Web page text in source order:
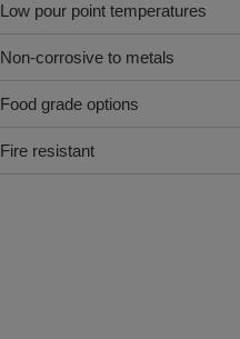
Low pour point temperatures
Non-corrosive to metals
Food grade options
Fire resistant